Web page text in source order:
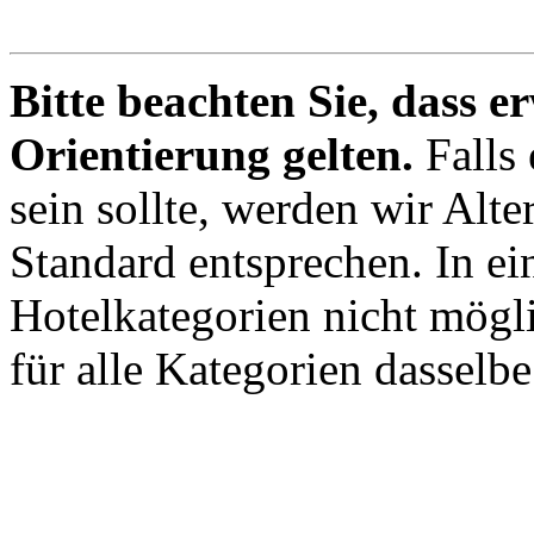
Bitte beachten Sie, dass
Orientierung gelten. Falls
sein sollte, werden wir
Standard entsprechen. In
Hotelkategorien nicht
für alle Kategorien